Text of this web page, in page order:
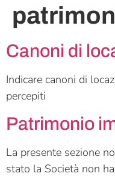
Canoni di
Indicare canoni di
percepiti
Patrimonio
La presente sezione
stato la Società non